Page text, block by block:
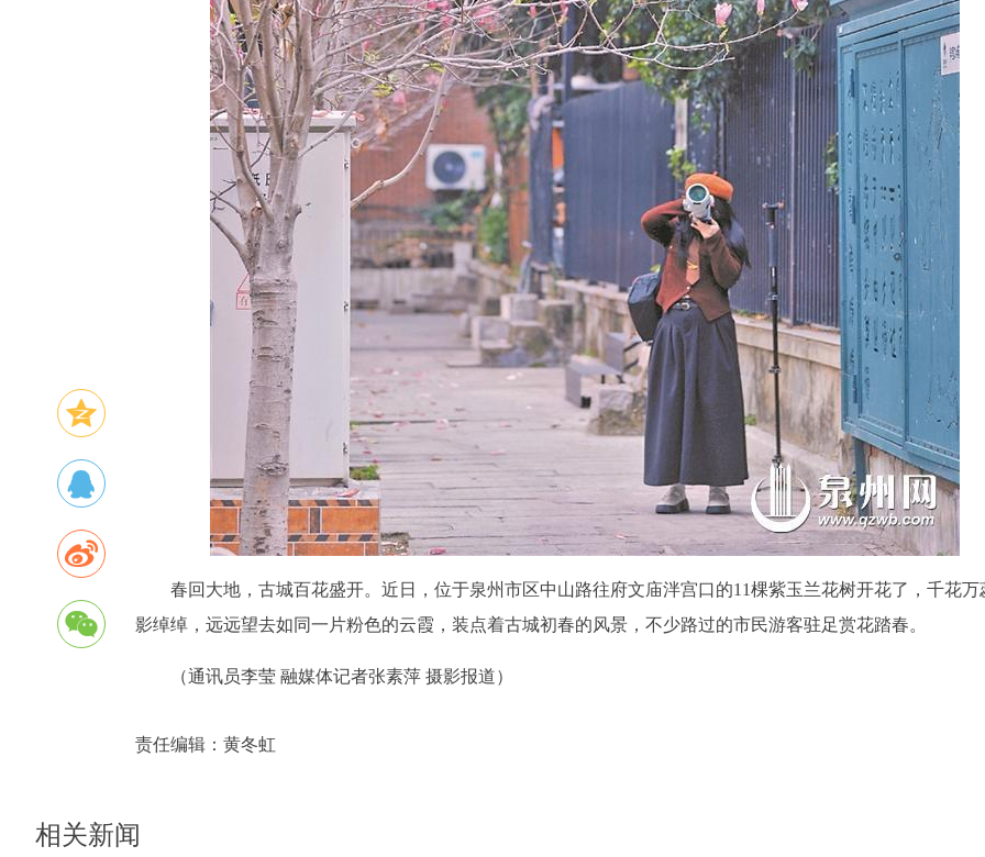
春回大地，古城百花盛开。近日，位于泉州市区中山路往府文庙泮宫口的11棵紫玉兰花树开花了，千花万
影绰绰，远远望去如同一片粉色的云霞，装点着古城初春的风景，不少路过的市民游客驻足赏花踏春。
（通讯员李莹 融媒体记者张素萍 摄影报道）
责任编辑： 黄冬虹
相关新闻